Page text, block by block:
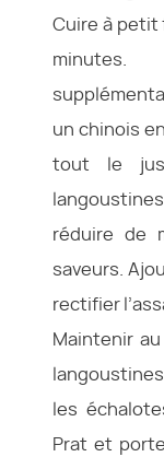
Cuire à petit
un chinois
tout le
réduire de
saveurs.
rectifier
Maintenir
les
Prat et